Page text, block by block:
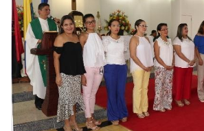
En los zapatos del
28 nov. 2016